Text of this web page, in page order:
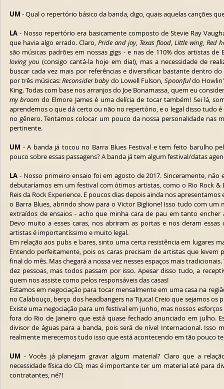
UM - Qual o repertório básico da banda, digo, quais aquelas canções
LA - Nosso repertório era basicamente composto de Stevie Ray
que havia algo errado. Claro, Pride and joy, Texas flood, Little wing, Red
são músicas padrões em nossas gigs - e nas de 110% dos artistas de
loving you (consigo cantá-la hoje em dia!), mas a necessidade de
buscar cada vez mais por referências e diversificar bastante dentro
por três músicas: Reconsider baby do Lowell Fulson, Spoonful do
King. Todas com base nos arranjos do Joe Bonamassa, quem eu
my broom do Elmore James é uma delícia de tocar também! Sei lá,
aprendemos o que dá certo ou não no repertório, e o legal disso tudo
no gênero. Tentamos colocar um pouco da nossa personalidade nas
pertinente.
UM - A banda já tocou no Barra Blues Festival e tem feito barulho
pouco sobre essas passagens? A banda já tem algum festival/datas
LA - Nosso primeiro ensaio foi em agosto de 2017. Sinceramente,
debutaríamos em um festival com ótimos artistas, como o Rio Rock &
Reis da Rock Experience. E poucos dias depois ainda nos
o Barra Blues, abrindo show para o Victor Biglione! Isso tudo com um
extraídos de ensaios - acho que minha cara de pau em tanto encher
Devo muito a esses caras, nos abriram as portas e nos deram
artistas é importantíssimo e muito legal.
Em relação aos pubs e bares, sinto uma certa resistência em lugares
Entendo perfeitamente, pois os caras precisam de artistas que levem
final do mês. Mas chegará a nossa vez nesses espaços mais
dez pessoas, mas todos passam por isso. Apesar disso tudo, a
quem nos assiste como pelos responsáveis das casas!
Estamos em negociação para tocar mensalmente em uma casa na
no Calabouço, berço dos headbangers na Tijuca! Creio que sejamos os
Existe uma negociação para um festival em junho, mas nossos
fora do Rio de Janeiro que está quase fechado anunciado em julho.
divisor de águas para a banda, pois será de nível Internacional. Isso
realmente merecemos tudo isso que está acontecendo em tão pouco
UM - Vocês já planejam gravar algum material? Claro que a
necessidade física do CD, mas é importante ter um material até para
contratantes, né?!